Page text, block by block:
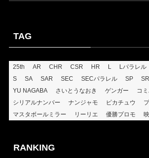
TAG
25th AR CHR CSR HR L Lパラレル
S
SA SAR SEC SECパラレル SP SR
YU NAGABA
さいとうなおき ゲンガー コ
シリアルナンバー
ナンジャモ ピカチュウ
マスタボールミラー
リーリエ 優勝プロモ
RANKING